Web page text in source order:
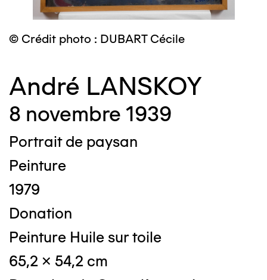
© Crédit photo : DUBART Cécile
André LANSKOY
8 novembre 1939
Portrait de paysan
Peinture
1979
Donation
Peinture Huile sur toile
65,2 x 54,2 cm